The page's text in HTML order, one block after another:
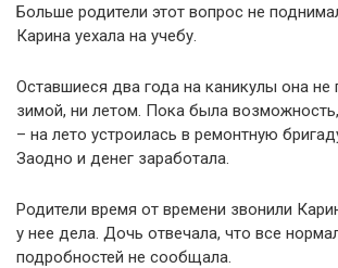
Больше родители этот вопрос не
Карина уехала на учебу.
Оставшиеся два года на каникулы она не
зимой, ни летом. Пока была
– на лето устроилась в ремонтную
Заодно и денег заработала.
Родители время от времени звонили
у нее дела. Дочь отвечала, что все
подробностей не сообщала.